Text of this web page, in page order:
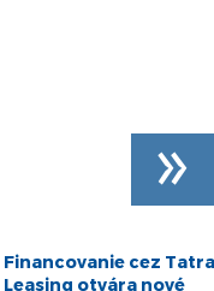
Financovanie cez Tatra
Leasing otvára nové
»